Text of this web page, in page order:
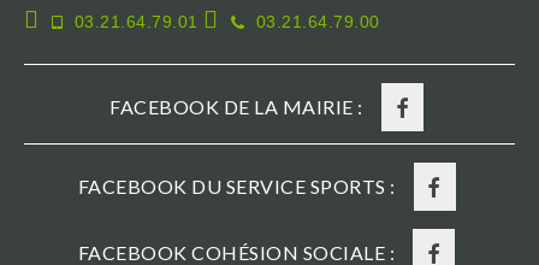
03.21.64.79.01
03.21.64.79.00
FACEBOOK DE LA MAIRIE :
FACEBOOK DU SERVICE SPORTS :
FACEBOOK COHÉSION SOCIALE :